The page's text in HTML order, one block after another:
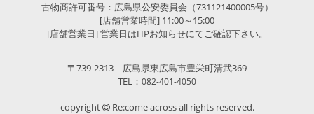
古物商許可番号：広島県公安委員会（731121400005号）
[店舗営業時間] 11:00～15:00
[店舗営業日] 営業日はHPお知らせにてご確認下さい。
〒739-2313 広島県東広島市豊栄町清武369
TEL： 082-401-4050
copyright Re:come across all rights reserved.